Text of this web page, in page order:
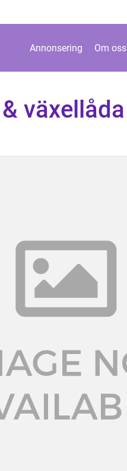
Annonsering Om oss
växellåda